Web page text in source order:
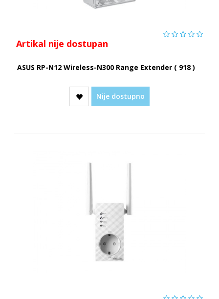
Artikal nije dostupan
ASUS RP-N12 Wireless-N300 Range Extender ( 918 )
Nije dostupno